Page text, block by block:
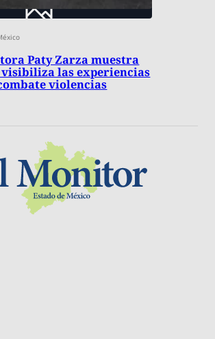
Paty Zarza muestra
las experiencias
violencias